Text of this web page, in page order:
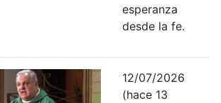
esperanza
desde la fe.
12/07/2026
(hace 13